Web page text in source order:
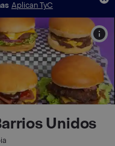
Aplican TyC
Unidos